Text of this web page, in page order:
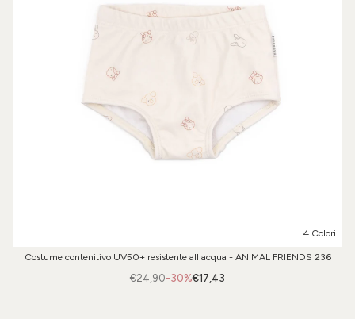
4 Colori
Costume contenitivo UV50+ resistente all'acqua - ANIMAL FRIENDS 236
-30%
€24,90 €17,43